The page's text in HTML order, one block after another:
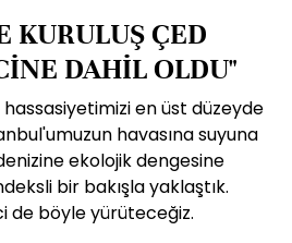
KURULUŞ ÇED
DAHİL OLDU"
en üst düzeyde
havasına suyuna
ekolojik dengesine
bir bakışla yaklaştık.
de böyle yürüteceğiz.